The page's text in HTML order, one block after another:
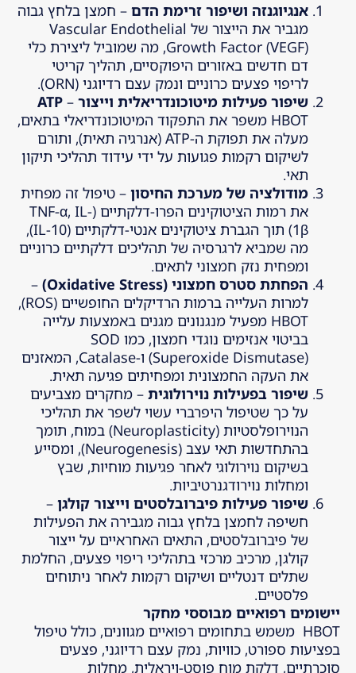
אנגיוגנזה ושיפור זרימת הדם – חמצן בלחץ גבוה
מגביר את הייצור של Vascular Endothelial
Growth Factor (VEGF), מה שמוביל ליצירת כלי
דם חדשים באזורים היפוקסיים, תהליך קריטי
לריפוי פצעים כרוניים ונמק עצם רדיוגני (ORN).
שיפור פעילות מיטוכונדריאלית וייצור –
HBOT משפר את התפקוד המיטוכונדריאלי בתאים,
מעלה את תפוקת ה-ATP (אנרגיה תאית), ותורם
לשיקום רקמות פגועות על ידי עידוד תהליכי תיקון
תאי.
מודולציה של מערכת החיסון – טיפול זה מפחית
את רמות הציטוקינים הפרו-דלקתיים (TNF-α, IL-
1β) תוך הגברת ציטוקינים אנטי-דלקתיים (IL-10),
מה שמביא לרגרסיה של תהליכים דלקתיים כרוניים
ומפחית נזק חמצוני לתאים.
הפחתת סטרס חמצוני (Oxidative Stress)
–
למרות העלייה ברמות הרדיקלים החופשיים (ROS),
HBOT מפעיל מנגנונים מגנים באמצעות עלייה
בביטוי אנזימים נוגדי חמצון, כמו SOD
(Superoxide Dismutase) ו-Catalase, המאזנים
את העקה החמצונית ומפחיתים פגיעה תאית.
שיפור בפעילות נוירולוגית – מחקרים מצביעים
על כך שטיפול היפרברי עשוי לשפר את תהליכי
הנוירופלסטיות (Neuroplasticity) במוח, תומך
בהתחדשות תאי עצב (Neurogenesis), ומסייע
בשיקום נוירולוגי לאחר פגיעות מוחיות, שבץ
ומחלות נוירודגנרטיביות.
שיפור פעילות פיברובלסטים וייצור קולגן –
חשיפה לחמצן בלחץ גבוה מגבירה את הפעילות
של פיברובלסטים, התאים האחראיים על ייצור
קולגן, מרכיב מרכזי בתהליכי ריפוי פצעים, החלמת
שתלים דנטליים ושיקום רקמות לאחר ניתוחים
פלסטיים.
יישומים רפואיים מבוססי מחקר
HBOT משמש בתחומים רפואיים מגוונים, כולל טיפול
בפציעות ספורט, כוויות, נמק עצם רדיוגני, פצעים
סוכרתיים, דלקת מוח פוסט-ויראלית, מחלות